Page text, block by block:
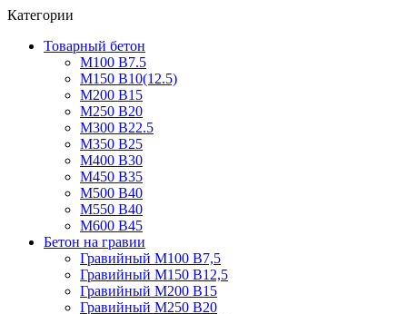
Категории
Товарный бетон
М100 В7.5
М150 В10(12.5)
М200 В15
М250 В20
М300 В22.5
М350 В25
М400 В30
М450 В35
М500 В40
М550 В40
М600 В45
Бетон на гравии
Гравийный М100 В7,5
Гравийный М150 В12,5
Гравийный М200 В15
Гравийный М250 В20